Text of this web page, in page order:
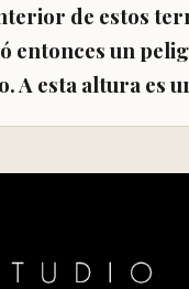
de estos
entonces un
A esta altura es